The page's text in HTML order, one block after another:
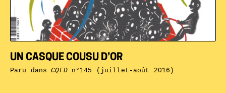
UN CASQUE COUSU D’OR
Paru dansCQFDn°145 (juillet-août 2016)